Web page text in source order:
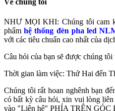
Về chúng tôi
NHƯ MỌI KHI: Chúng tôi cam
phẩmhệ thống đèn pha led
với các tiêu chuẩn cao nhất của
Câu hỏi của bạn sẽ được chúng
Thời gian làm việc: Thứ Hai đến
Chúng tôi rất hoan nghênh bạn
có bất kỳ câu hỏi, xin vui lòng
vào "Liên hệ" PHÍA TRÊN